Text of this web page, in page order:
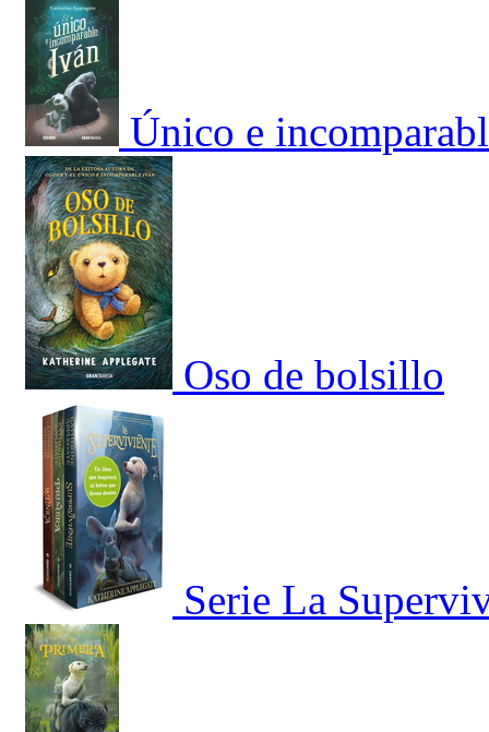
Único e
Oso de bolsillo
Serie La